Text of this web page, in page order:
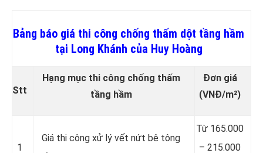
Bảng báo giá thi công chống thấm dột tầng hầm
tại Long Khánh của Huy Hoàng
Stt
Hạng mục thi công chống thấm
tầng hầm
Đơn giá
(VNĐ/m²)
1
Giá thi công xử lý vết nứt bê tông
Từ 165.000
– 215.000